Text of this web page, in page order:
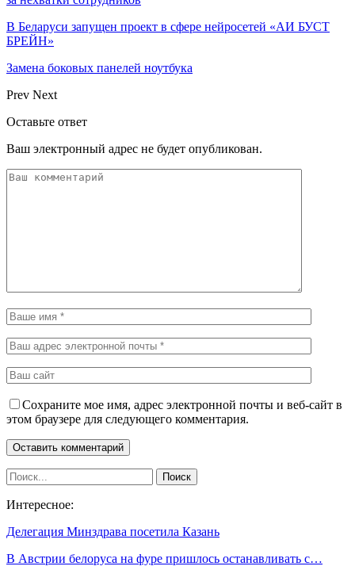
В Беларуси запущен проект в сфере нейросетей «АИ БУСТ
БРЕЙН»
Замена боковых панелей ноутбука
Prev Next
Оставьте ответ
Ваш электронный адрес не будет опубликован.
Сохраните мое имя, адрес электронной почты и веб-сайт в
этом браузере для следующего комментария.
Интересное:
Делегация Минздрава посетила Казань
В Австрии белоруса на фуре пришлось останавливать с…